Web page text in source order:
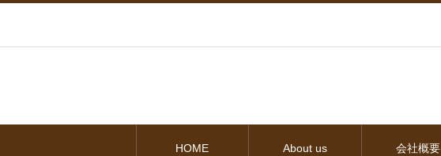
HOME About us 会社概要